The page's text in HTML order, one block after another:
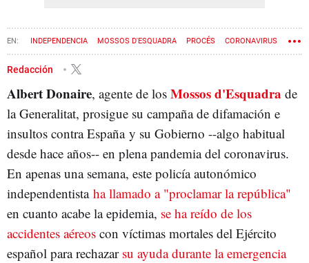
INDEPENDENCIA MOSSOS D'ESQUADRA PROCÉS CORONAVIRUS
Redacción
Albert Donaire, agente de los Mossos d'Esquadra de
la Generalitat, prosigue su campaña de difamación e
insultos contra España y su Gobierno --algo habitual
desde hace años-- en plena pandemia del coronavirus.
En apenas una semana, este policía autonómico
independentista ha llamado a "proclamar la república"
en cuanto acabe la epidemia, se ha reído de los
accidentes aéreos con víctimas mortales del Ejército
español para rechazar su ayuda durante la emergencia